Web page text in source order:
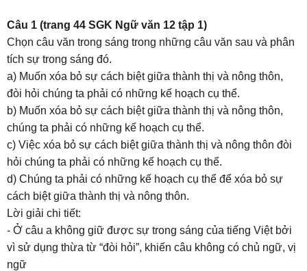
Câu 1 (trang 44 SGK Ngữ văn 12 tập 1)
Chọn câu văn trong sáng trong những câu văn sau và phân
tích sự trong sáng đó.
a) Muốn xóa bỏ sự cách biệt giữa thành thị và nông thôn,
đòi hỏi chúng ta phải có những kế hoạch cụ thể.
b) Muốn xóa bỏ sự cách biệt giữa thành thị và nông thôn,
chúng ta phải có những kế hoạch cụ thể.
c) Việc xóa bỏ sự cách biệt giữa thành thị và nông thôn đòi
hỏi chúng ta phải có những kế hoạch cụ thể.
d) Chúng ta phải có những kế hoạch cụ thể để xóa bỏ sự
cách biệt giữa thành thị và nông thôn.
Lời giải chi tiết:
- Ở câu a không giữ được sự trong sáng của tiếng Việt bởi
vì sử dụng thừa từ “đòi hỏi”, khiến câu không có chủ ngữ, vị
ngữ